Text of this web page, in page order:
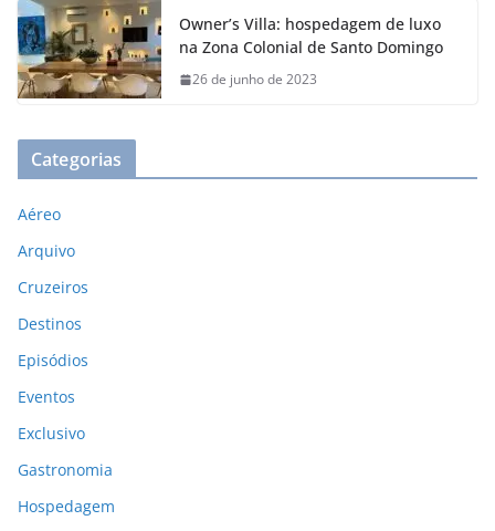
Owner’s Villa: hospedagem de luxo
na Zona Colonial de Santo Domingo
26 de junho de 2023
Categorias
Aéreo
Arquivo
Cruzeiros
Destinos
Episódios
Eventos
Exclusivo
Gastronomia
Hospedagem